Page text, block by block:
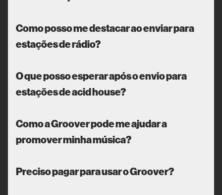
Como posso me destacar ao enviar para
estações de rádio?
O que posso esperar após o envio para
estações de acid house?
Como a Groover pode me ajudar a
promover minha música?
Preciso pagar para usar o Groover?